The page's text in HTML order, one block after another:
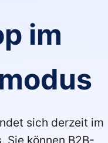
im
sich derzeit im
Sie können B2B-